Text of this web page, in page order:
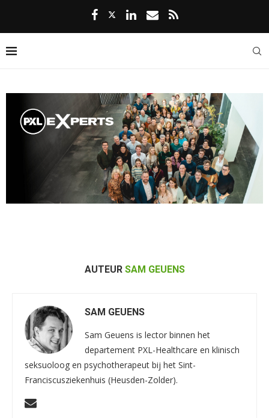
AUTEUR SAM GEUENS
SAM GEUENS
Sam Geuens is lector binnen het
departement PXL-Healthcare en klinisch
seksuoloog en psychotherapeut bij het Sint-
Franciscusziekenhuis (Heusden-Zolder).